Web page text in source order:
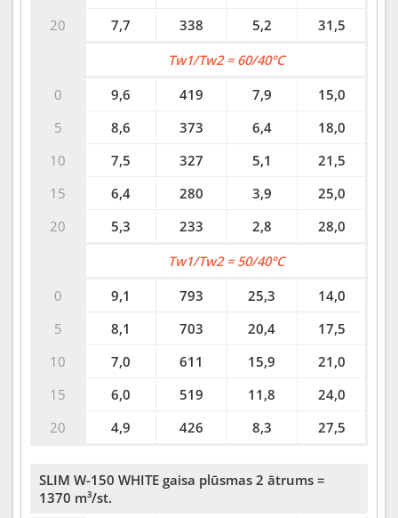
20
7,7
338 5,2 31,5
0
5
10
15
20
Tw1/Tw2 = 60/40°C
9,6
419 7,9
15,0
8,6
373 6,4
18,0
7,5
327 5,1
21,5
6,4
280 3,9
25,0
5,3
233 2,8 28,0
0
5
10
15
20
Tw1/Tw2 = 50/40°C
9,1
793 25,3
14,0
8,1
703 20,4
17,5
7,0
611 15,9
21,0
6,0
519 11,8
24,0
4,9
426 8,3 27,5
SLIM W-150 WHITE gaisa plūsmas 2 ātrums =
1370 m³/st.